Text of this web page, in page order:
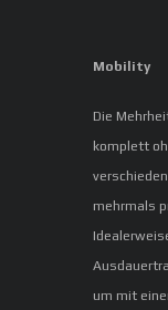
Mobility
Die
komplett
mehrmals
um mit